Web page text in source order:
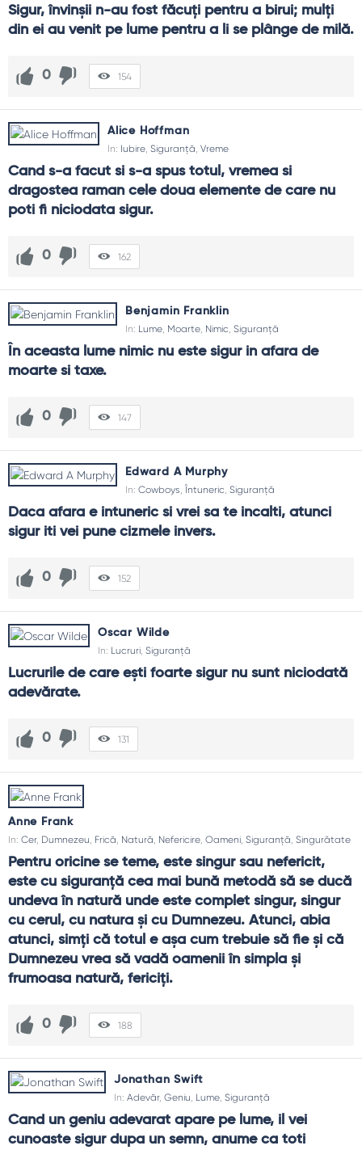
Sigur, învinșii n-au fost făcuți pentru a birui; mulți
din ei au venit pe lume pentru a li se plânge de milă.
0 154
Alice Hoffman
In: Iubire, Siguranță, Vreme
Cand s-a facut si s-a spus totul, vremea si
dragostea raman cele doua elemente de care nu
poti fi niciodata sigur.
0 162
Benjamin Franklin
In: Lume, Moarte, Nimic, Siguranță
În aceasta lume nimic nu este sigur in afara de
moarte si taxe.
0 147
Edward A Murphy
In: Cowboys, Întuneric, Siguranță
Daca afara e intuneric si vrei sa te incalti, atunci
sigur iti vei pune cizmele invers.
0 152
Oscar Wilde
In: Lucruri, Siguranță
Lucrurile de care eşti foarte sigur nu sunt niciodată
adevărate.
0 131
Anne Frank
In: Cer, Dumnezeu Frică Natură Nefericire Oameni Siguranță Singurătate
Pentru oricine se teme, este singur sau nefericit,
este cu siguranţă cea mai bună metodă să se ducă
undeva în natură unde este complet singur, singur
cu cerul, cu natura şi cu Dumnezeu. Atunci, abia
atunci, simţi că totul e aşa cum trebuie să fie şi că
Dumnezeu vrea să vadă oamenii în simpla şi
frumoasa natură, fericiţi.
0 188
Jonathan Swift
In: Adevăr, Geniu Lume Siguranță
Cand un geniu adevarat apare pe lume, il vei
cunoaste sigur dupa un semn, anume ca toti